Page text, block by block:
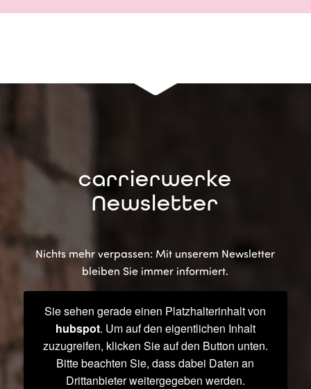
carrierwerke
Newsletter
Nichts mehr verpassen: Mit unserem Newsletter
bleiben Sie immer informiert.
Sie sehen gerade einen Platzhalterinhalt von
hubspot. Um auf den eigentlichen Inhalt
zuzugreifen, klicken Sie auf den Button unten.
Bitte beachten Sie, dass dabei Daten an
Drittanbieter weitergegeben werden.